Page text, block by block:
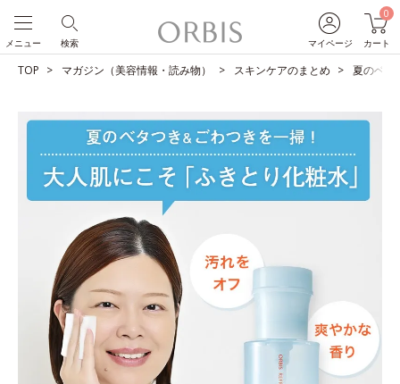
マイページ
0
カート
検索
メニュー
TOP マガジン（美容情報・読み物） スキンケアのまとめ 夏のベタ